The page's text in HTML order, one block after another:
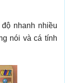
nhanh nhiều
nói và cá tính